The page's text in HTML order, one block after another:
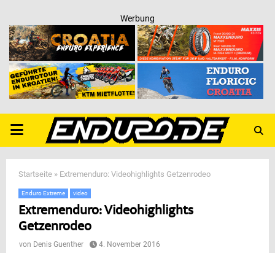
Werbung
PRIMARY
MENU
Startseite » Extremenduro: Videohighlights Getzenrodeo
Enduro Extreme video
Extremenduro: Videohighlights
Getzenrodeo
von Denis Guenther 4. November 2016